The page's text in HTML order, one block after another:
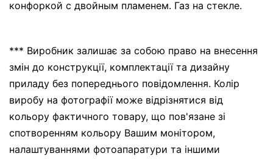
конфоркой с двойным пламенем. Газ на стекле.
*** Виробник залишає за собою право на внесення
змін до конструкції, комплектації та дизайну
приладу без попереднього повідомлення. Колір
виробу на фотографії може відрізнятися від
кольору фактичного товару, що пов'язане зі
спотворенням кольору Вашим монітором,
налаштуваннями фотоапаратури та іншими